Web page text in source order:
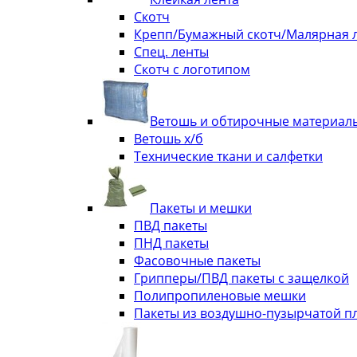
Скотч
Крепп/Бумажный скотч/Малярная
Спец. ленты
Скотч с логотипом
Ветошь и обтирочные
Ветошь х/б
Технические ткани и салфетки
Пакеты и мешки
ПВД пакеты
ПНД пакеты
Фасовочные пакеты
Грипперы/ПВД пакеты с защелкой
Полипропиленовые мешки
Пакеты из воздушно-пузырчатой